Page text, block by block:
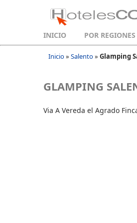
INICIO POR REGIONES
Inicio» Salento» Glamping
GLAMPING
Via A Vereda el Agrado